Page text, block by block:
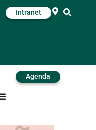
Intranet
Agenda